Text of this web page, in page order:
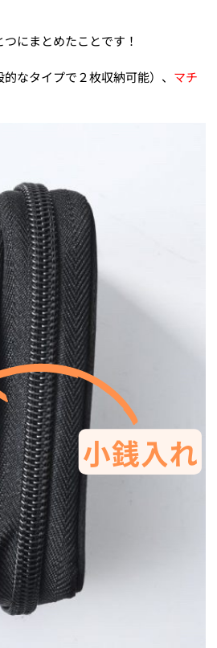
にまとめたことです！
的なタイプで２枚収納可能）、 マチ